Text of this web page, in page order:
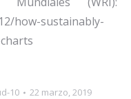
how-sustainably-
10 22 marzo, 2019